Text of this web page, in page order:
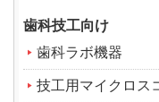
歯科技工向け
歯科ラボ機器
技工用マイクロス